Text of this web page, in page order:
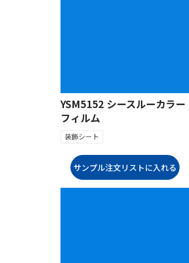
YSM5152 シースルーカラー
フィルム
装飾シート